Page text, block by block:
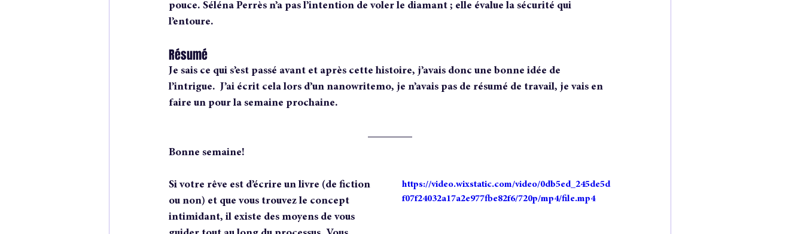
pouce. Séléna Perrès n’a pas l’intention de voler le diamant ; elle évalue la sécurité qui
l’entoure.
Résumé
Je sais ce qui s’est passé avant et après cette histoire, j’avais donc une bonne idée de
l’intrigue.  J’ai écrit cela lors d’un nanowritemo, je n’avais pas de résumé de travail, je vais en
faire un pour la semaine prochaine.
Bonne semaine!
https://video.wixstatic.com/video/0db5ed_245de5d
f07f24032a17a2e977fbe82f6/720p/mp4/file.mp4
Si votre rêve est d’écrire un livre (de fiction
ou non) et que vous trouvez le concept
intimidant, il existe des moyens de vous